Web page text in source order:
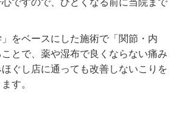
をベースにした施術で「関節・内
とで、薬や湿布で良くならない痛み
ぐし店に通っても改善しないこりを
す。